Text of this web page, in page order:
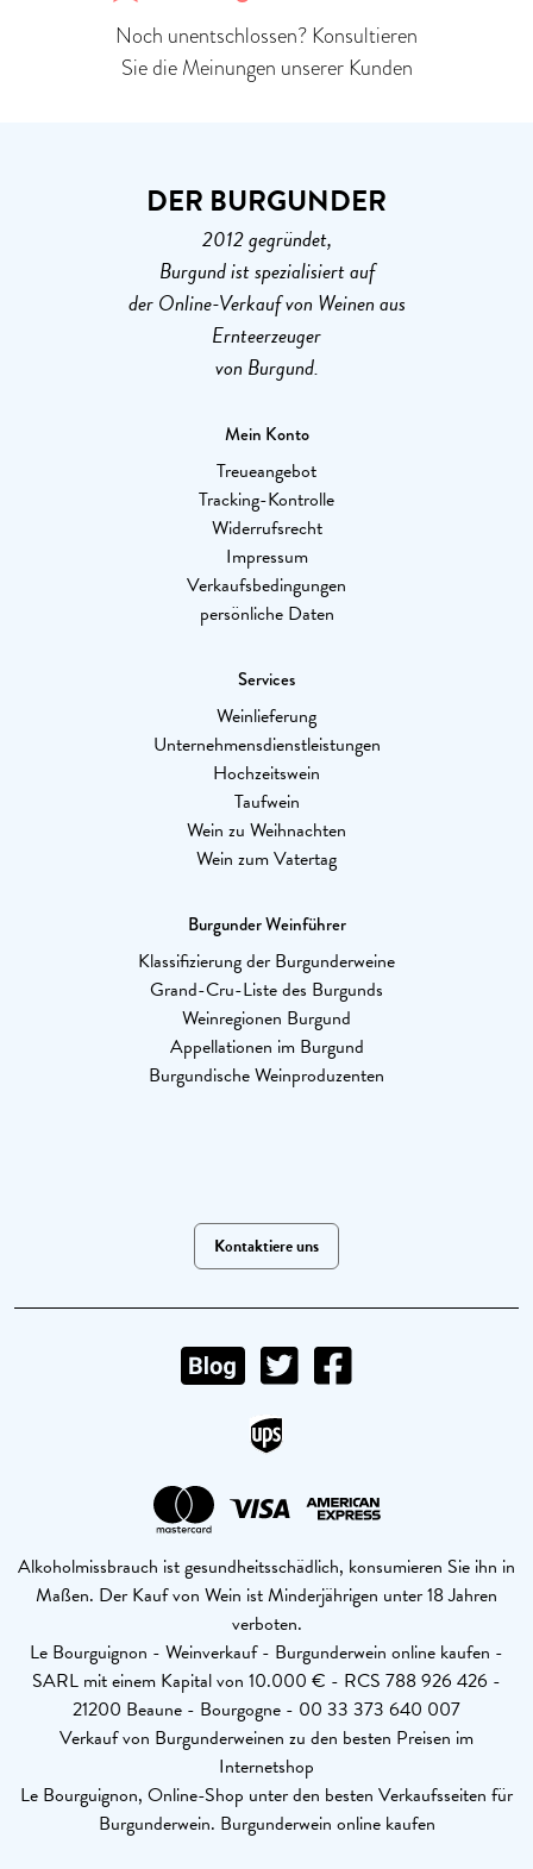
Noch unentschlossen? Konsultieren
Sie die Meinungen unserer Kunden
DER BURGUNDER
2012 gegründet,
Burgund ist spezialisiert auf
der Online-Verkauf von Weinen aus
Ernteerzeuger
von Burgund.
Mein Konto
Treueangebot
Tracking-Kontrolle
Widerrufsrecht
Impressum
Verkaufsbedingungen
persönliche Daten
Services
Weinlieferung
Unternehmensdienstleistungen
Hochzeitswein
Taufwein
Wein zu Weihnachten
Wein zum Vatertag
Burgunder Weinführer
Klassifizierung der Burgunderweine
Grand-Cru-Liste des Burgunds
Weinregionen Burgund
Appellationen im Burgund
Burgundische Weinproduzenten
Kontaktiere uns
Alkoholmissbrauch ist gesundheitsschädlich, konsumieren Sie ihn in
Maßen. Der Kauf von Wein ist Minderjährigen unter 18 Jahren
verboten.
Le Bourguignon - Weinverkauf - Burgunderwein online kaufen -
SARL mit einem Kapital von 10.000 € - RCS 788 926 426 -
21200 Beaune - Bourgogne - 00 33 373 640 007
Verkauf von Burgunderweinen zu den besten Preisen im
Internetshop
Le Bourguignon, Online-Shop unter den besten Verkaufsseiten für
Burgunderwein. Burgunderwein online kaufen